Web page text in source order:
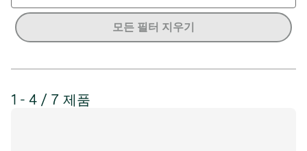
모든 필터 지우기
1 - 4 / 7 제품